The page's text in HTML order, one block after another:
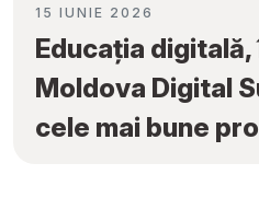
15 IUNIE 2026
Educația
Moldova Digital
cele mai bune